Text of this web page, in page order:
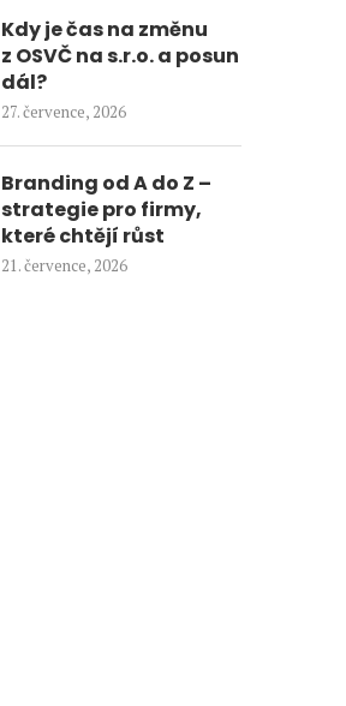
Kdy je čas na změnu
z OSVČ na s.r.o. a posun
dál?
27. července, 2026
Branding od A do Z –
strategie pro firmy,
které chtějí růst
21. července, 2026